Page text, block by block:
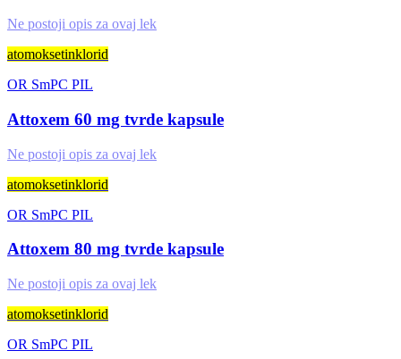
Ne postoji opis za ovaj lek
atomoksetinklorid
OR SmPC PIL
Attoxem 60 mg tvrde kapsule
Ne postoji opis za ovaj lek
atomoksetinklorid
OR SmPC PIL
Attoxem 80 mg tvrde kapsule
Ne postoji opis za ovaj lek
atomoksetinklorid
OR SmPC PIL